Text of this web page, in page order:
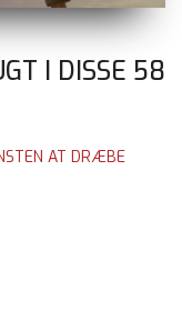
I DISSE 58
AT DRÆBE